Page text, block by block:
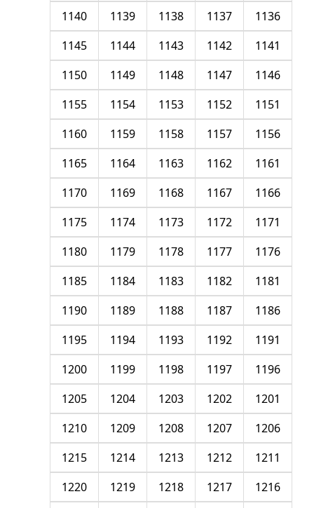
1136
1137
1138
1139
1140
1141
1142
1143
1144
1145
1146
1147
1148
1149
1150
1151
1152
1153
1154
1155
1156
1157
1158
1159
1160
1161
1162
1163
1164
1165
1166
1167
1168
1169
1170
1171
1172
1173
1174
1175
1176
1177
1178
1179
1180
1181
1182
1183
1184
1185
1186
1187
1188
1189
1190
1191
1192
1193
1194
1195
1196
1197
1198
1199
1200
1201
1202
1203
1204
1205
1206
1207
1208
1209
1210
1211
1212
1213
1214
1215
1216
1217
1218
1219
1220